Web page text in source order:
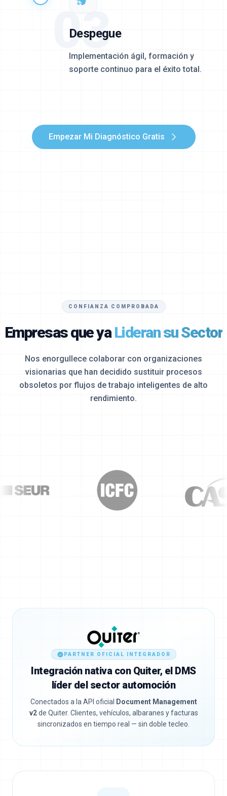
03
Despegue
Implementación ágil, formación y
soporte continuo para el éxito total.
Empezar Mi Diagnóstico Gratis
CONFIANZA COMPROBADA
Empresas que yaLideran su Sector
Nos enorgullece colaborar con organizaciones
visionarias que han decidido sustituir procesos
obsoletos por flujos de trabajo inteligentes de alto
rendimiento.
PARTNER OFICIAL INTEGRADOR
Integración nativa con Quiter, el DMS
líder del sector automoción
Conectados a la API oficial
Document Management
v2de Quiter. Clientes, vehículos, albaranes y facturas
sincronizados en tiempo real — sin doble tecleo.